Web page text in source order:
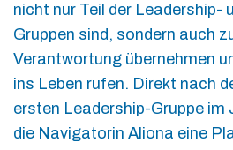
nicht nur Teil der Leadership-
Gruppen sind, sondern auch
Verantwortung übernehmen
ins Leben rufen. Direkt nach
ersten Leadership-Gruppe
die Navigatorin Aliona eine